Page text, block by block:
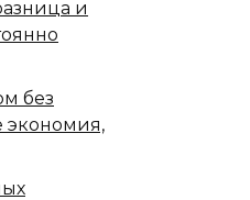
и
без
экономия,